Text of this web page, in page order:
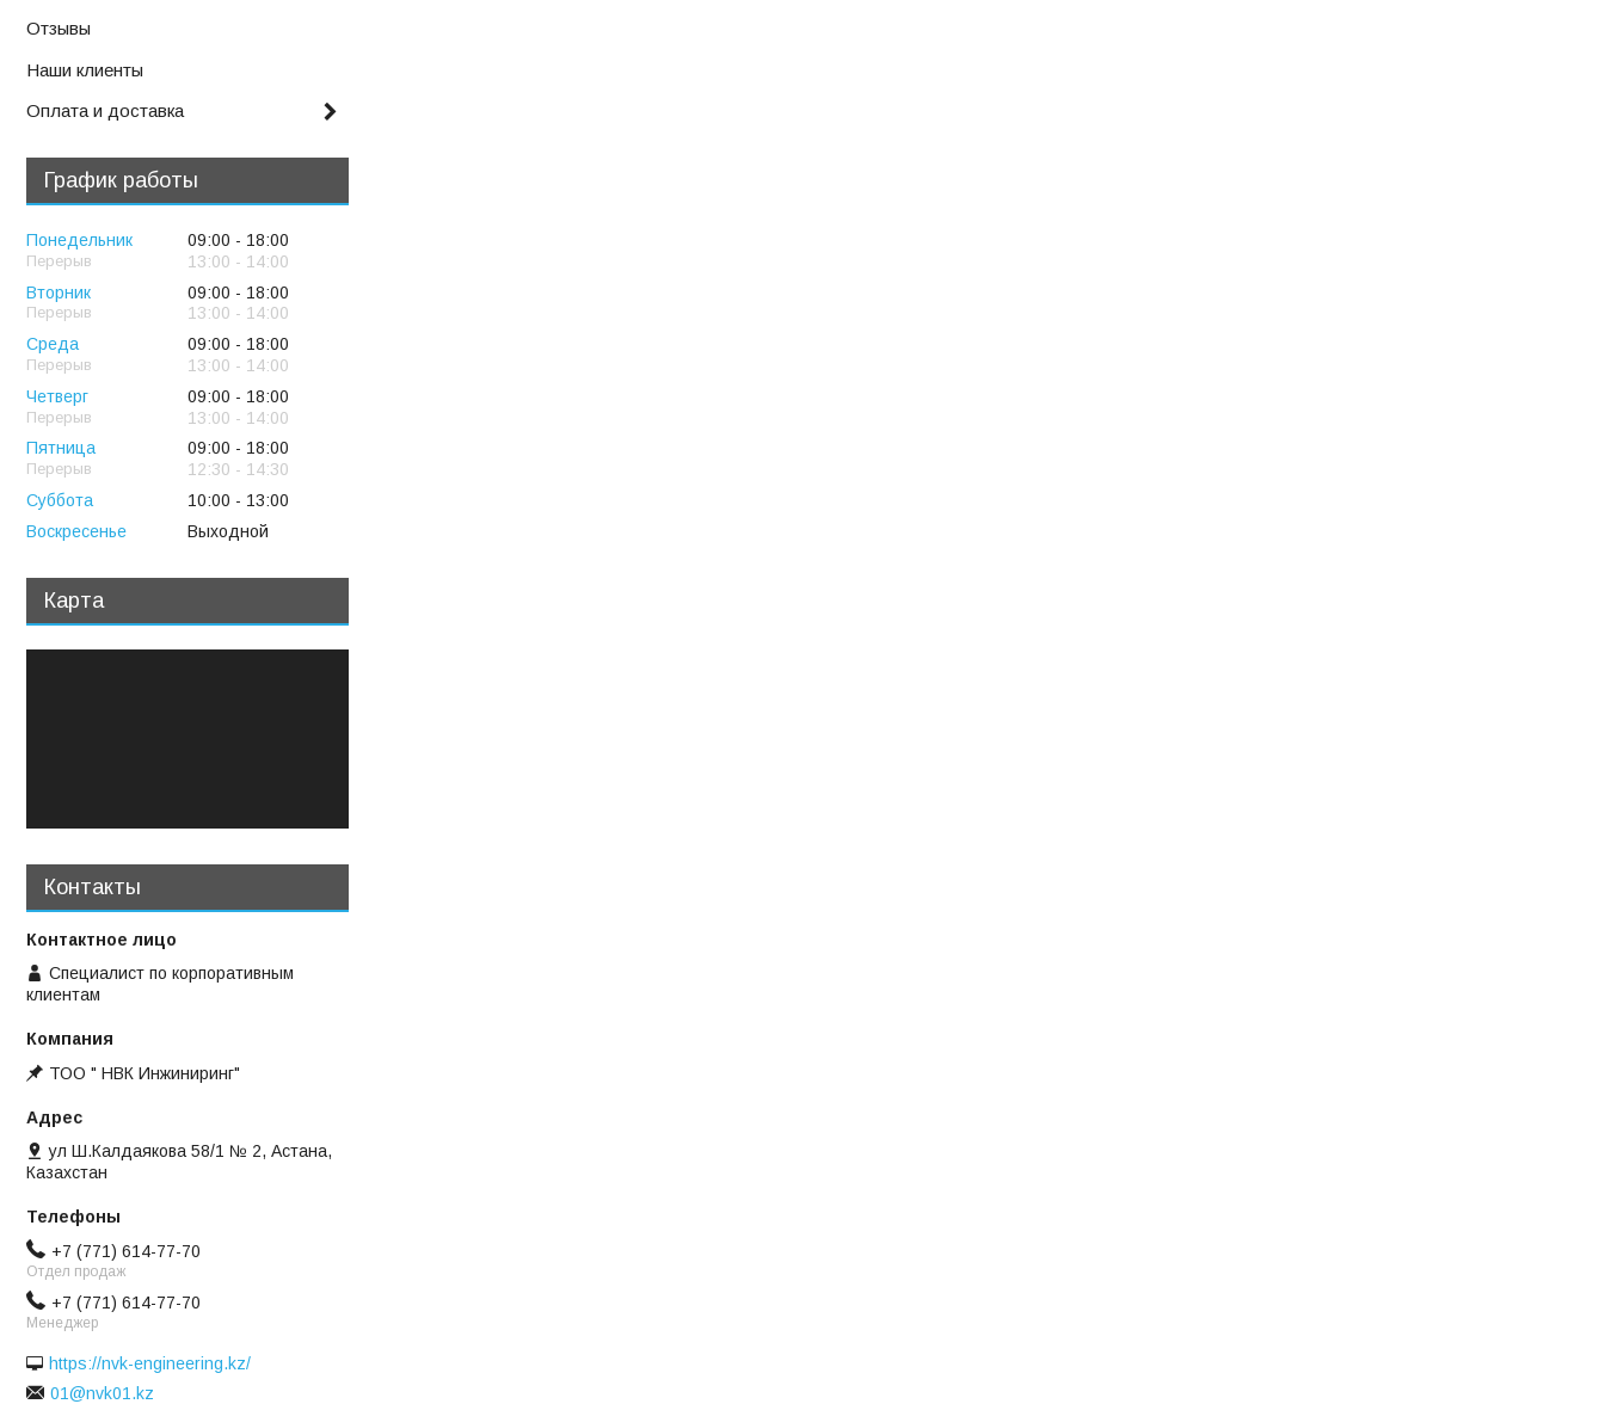
Отзывы
Наши клиенты
Оплата и доставка
График работы
Понедельник 09:00
18:00
13:00
14:00
Вторник
09:00
18:00
13:00
14:00
Среда
09:00
18:00
13:00
14:00
Четверг
09:00
18:00
13:00
14:00
Пятница
09:00
18:00
12:30
14:30
Суббота
10:00
13:00
Воскресенье
Выходной
Карта
Контакты
Специалист по корпоративным
клиентам
ТОО " НВК Инжиниринг"
ул Ш.Калдаякова 58/1 № 2, Астана,
Казахстан
+7 (771) 614-77-70
Отдел продаж
+7 (771) 614-77-70
Менеджер
https://nvk-engineering.kz/
01@nvk01.kz